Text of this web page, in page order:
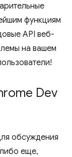
функциям
API веб-
на вашем
Dev
обсуждения
еще,